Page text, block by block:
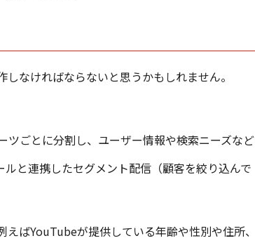
なければならないと思うかもしれません。
ツごとに分割し、ユーザー情報や検索ニーズなど
と連携したセグメント配信（顧客を絞り込んで
ばYouTubeが提供している年齢や性別や住所、